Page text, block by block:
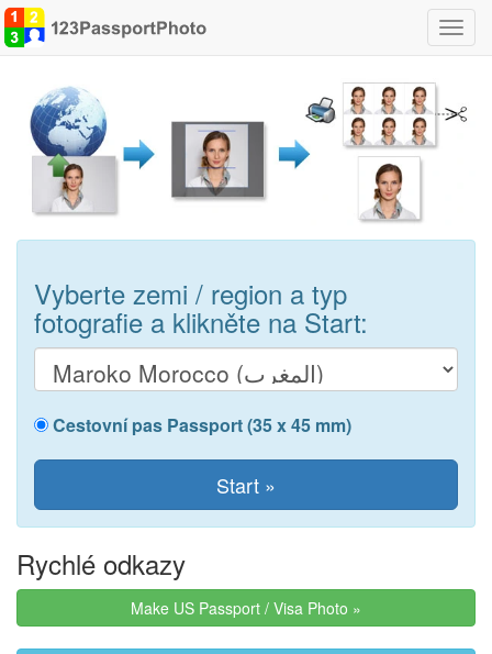
Vyberte zemi / region a typ
fotografie a klikněte na Start:
Cestovní pas Passport (35 x 45 mm)
Rychlé odkazy
Make US Passport / Visa Photo »